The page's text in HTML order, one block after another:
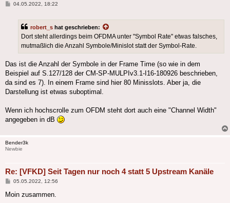
Beitrag
04.05.2022, 18:22
robert_s hat geschrieben:
Dort steht allerdings beim OFDMA unter "Symbol Rate" etwas falsches,
mutmaßlich die Anzahl Symbole/Minislot statt der Symbol-Rate.
Das ist die Anzahl der Symbole in der Frame Time (so wie in dem
Beispiel auf S.127/128 der CM-SP-MULPIv3.1-I16-180926 beschrieben,
da sind es 7). In einem Frame sind hier 80 Minisslots. Aber ja, die
Darstellung ist etwas suboptimal.
Wenn ich hochscrolle zum OFDM steht dort auch eine "Channel Width"
angegeben in dB
Bender3k
Newbie
Re: [VFKD] Seit Tagen nur noch 4 statt 5 Upstream Kanäle
Beitrag
05.05.2022, 12:56
Moin zusammen.